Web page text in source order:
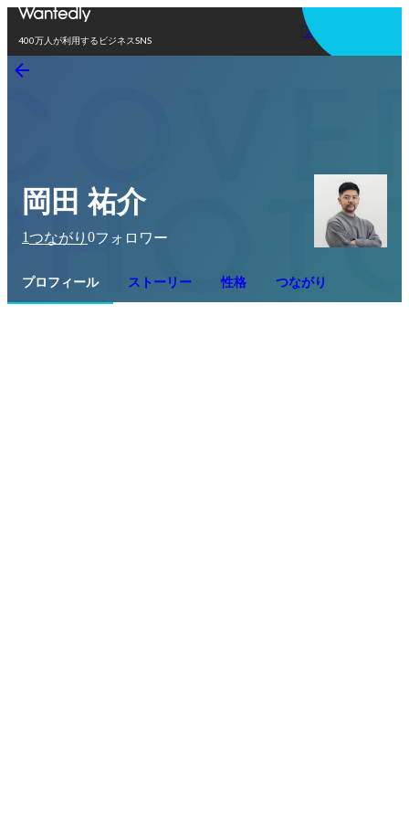
400万人が利用するビジネスSNS
アプリを使う
岡田 祐介
1つながり 0フォロワー
プロフィール ストーリー 性格 つながり